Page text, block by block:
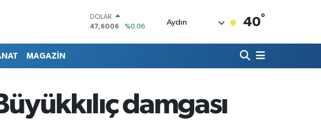
DOLAR
47,6006
%0.06
BİST100
13.768
%48
BITCOIN
Aydın 40°
MAGAZİN
damgası